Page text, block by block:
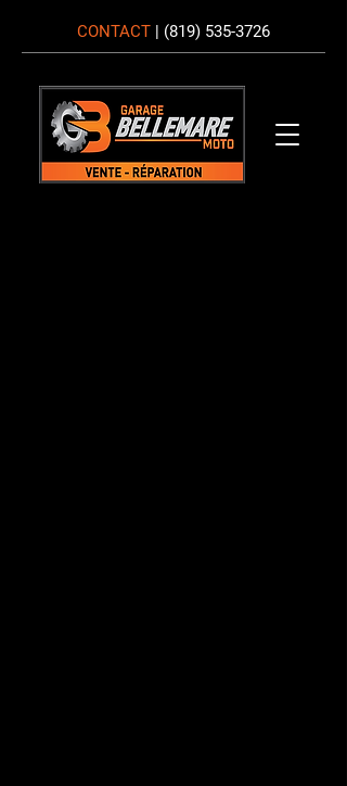
CONTACT | (819) 535-3726